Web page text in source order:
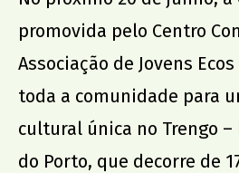
promovida pelo Centro
Associação de Jovens
toda a comunidade para
cultural única no Trengo –
do Porto, que decorre de